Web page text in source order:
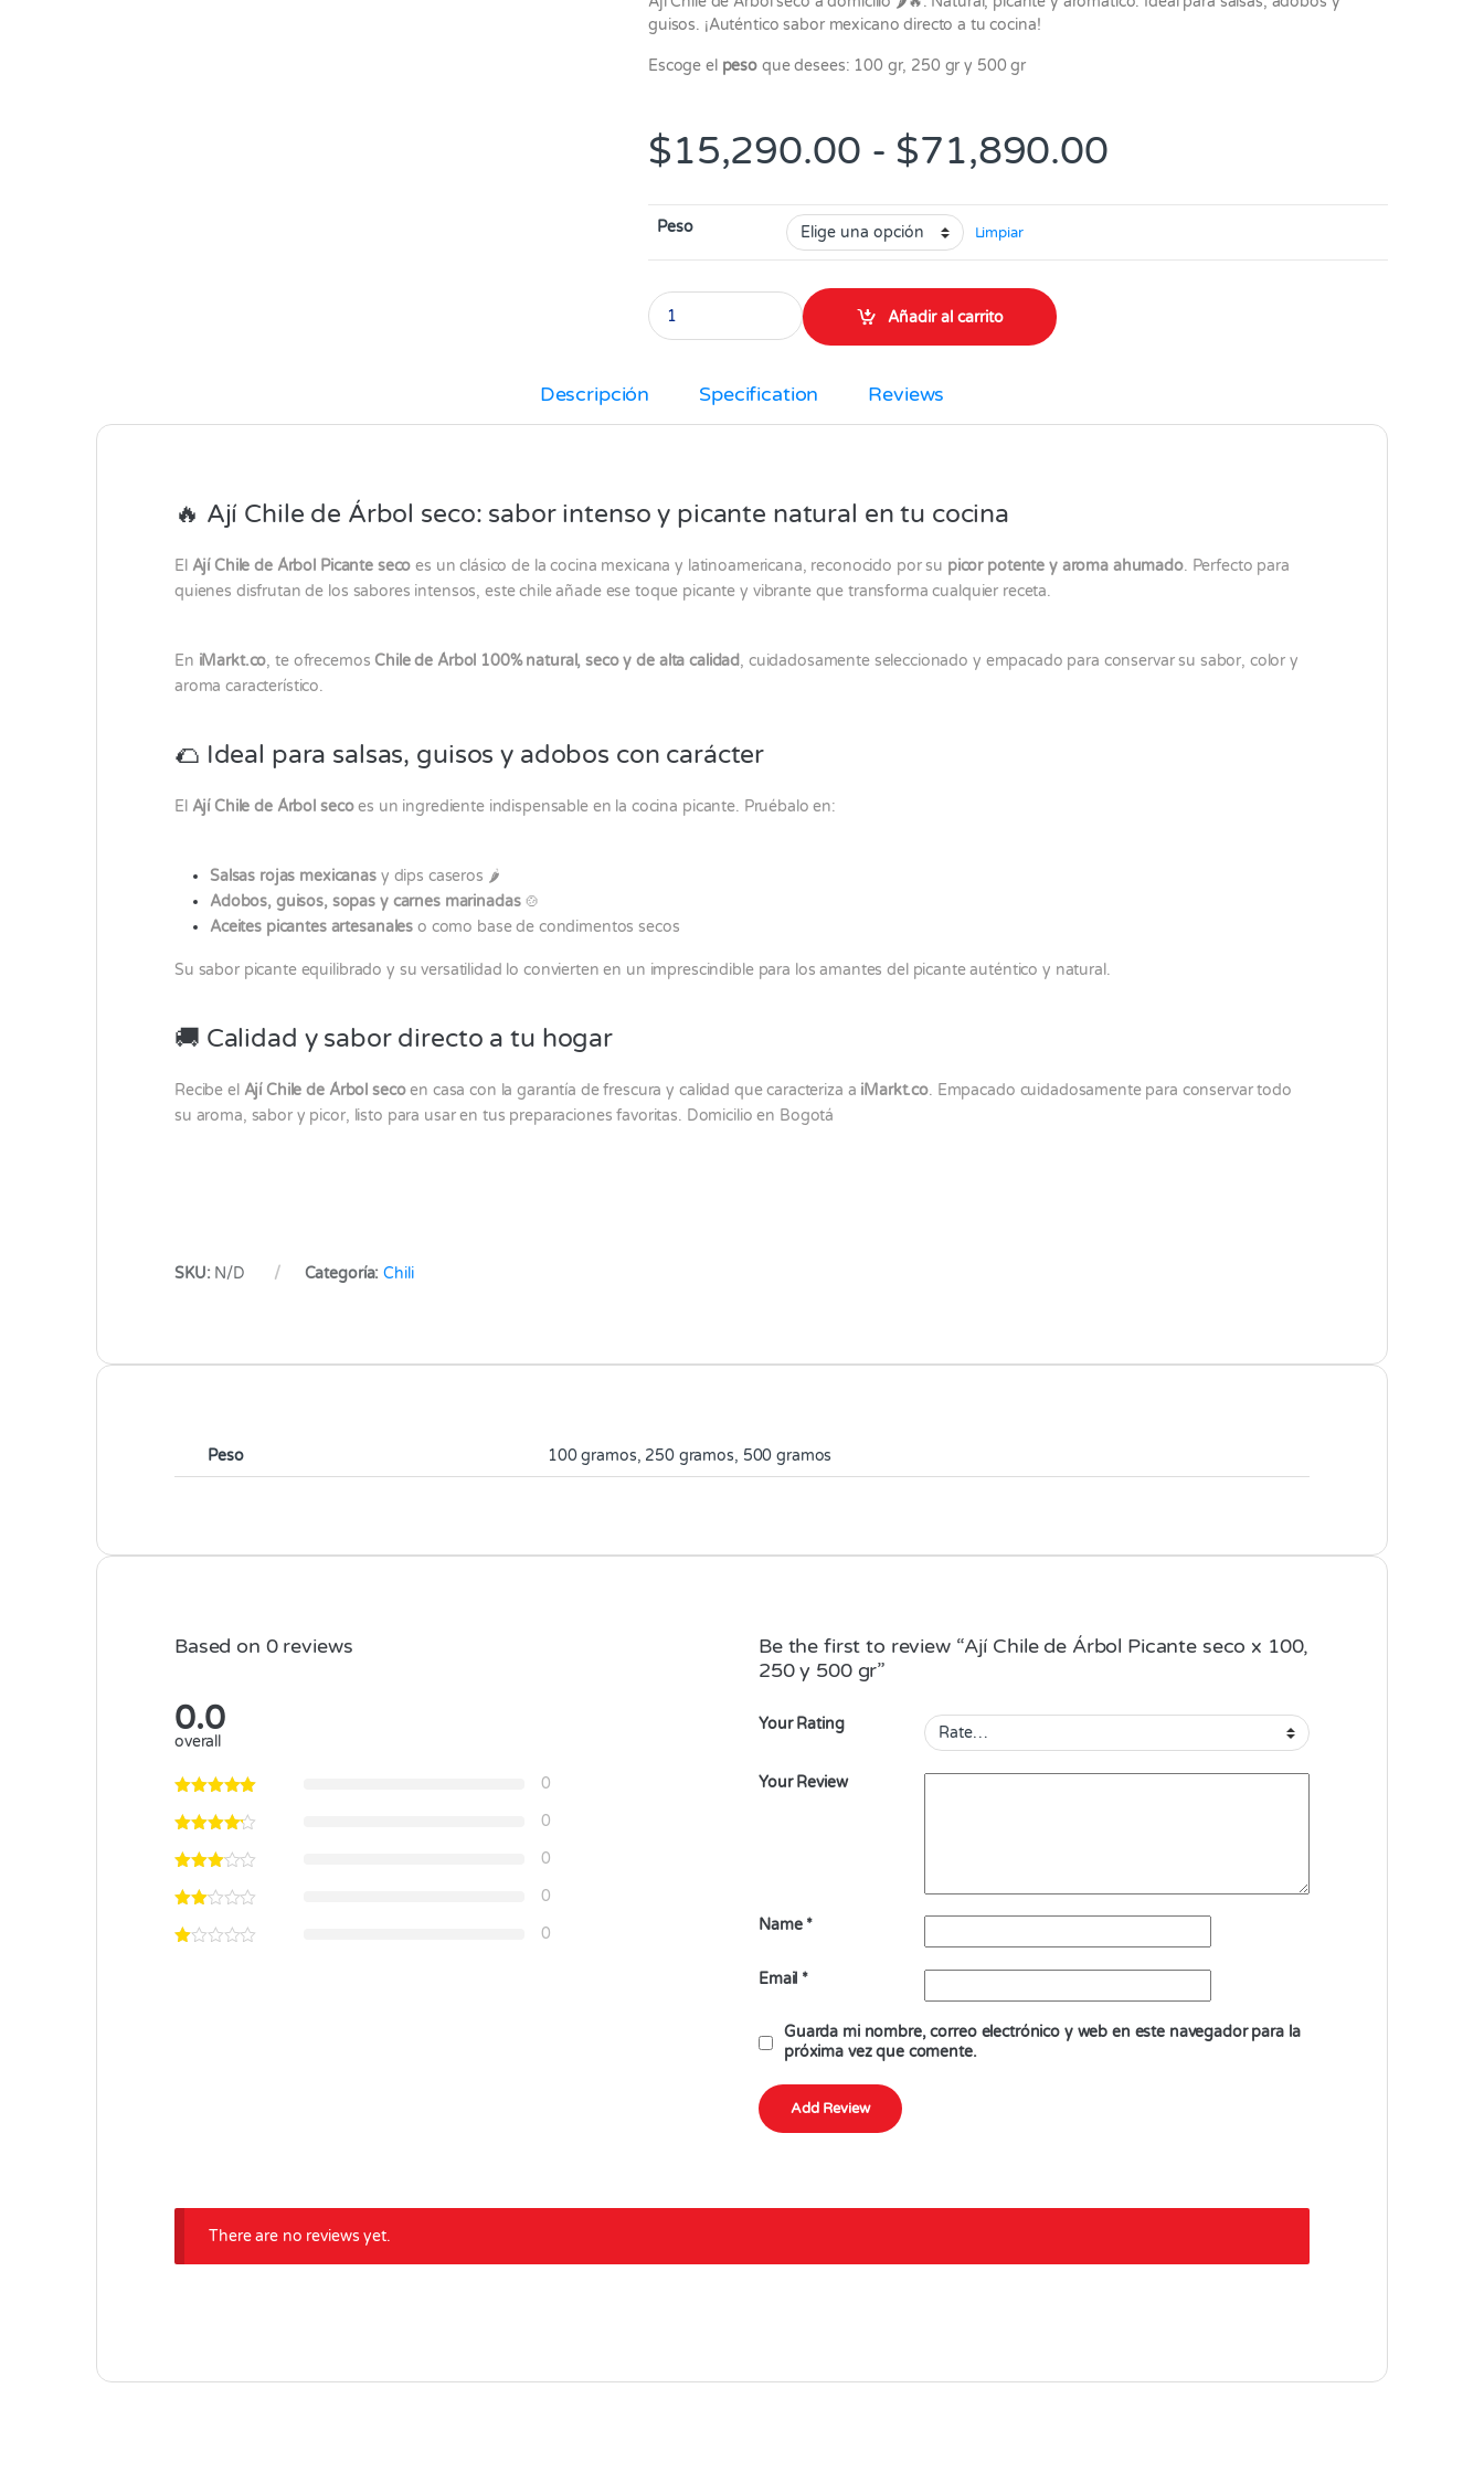
guisos. ¡Auténtico sabor mexicano directo a tu cocina!
Escoge el peso que desees: 100 gr, 250 gr y 500 gr
$15,290.00 - $71,890.00Rango de precios:
Peso Limpiar
Ají Chile de Árbol Picante seco x 100, 250 y 500 gr quantity
Añadir al carrito
Descripción Specification Reviews
🔥 Ají Chile de Árbol seco: sabor intenso y picante natural en tu cocina
El Ají Chile de Árbol Picante seco es un clásico de la cocina mexicana y latinoamericana, reconocido por su picor potente y aroma ahumado. Perfecto para
quienes disfrutan de los sabores intensos, este chile añade ese toque picante y vibrante que transforma cualquier receta.
En iMarkt.co, te ofrecemos Chile de Árbol 100% natural, seco y de alta calidad, cuidadosamente seleccionado y empacado para conservar su sabor, color y
aroma característico.
🌮 Ideal para salsas, guisos y adobos con carácter
El Ají Chile de Árbol secoes un ingrediente indispensable en la cocina picante. Pruébalo en:
Salsas rojas mexicanasy dips caseros 🌶️
Adobos, guisos, sopas y carnes marinadas🍲
Aceites picantes artesanales o como base de condimentos secos
Su sabor picante equilibrado y su versatilidad lo convierten en un imprescindible para los amantes del picante auténtico y natural.
🚚 Calidad y sabor directo a tu hogar
Recibe el Ají Chile de Árbol secoen casa con la garantía de frescura y calidad que caracteriza a iMarkt.co. Empacado cuidadosamente para conservar todo
su aroma, sabor y picor, listo para usar en tus preparaciones favoritas. Domicilio en Bogotá
SKU: N/D Categoría:Chili
Peso 100 gramos, 250 gramos, 500 gramos
Based on 0 reviews
0.0
overall
0
0
0
0
0
Be the first to review “Ají Chile de Árbol Picante seco x 100,
250 y 500 gr”
Your Rating
Your Review
Name *
Email *
Guarda mi nombre, correo electrónico y web en este navegador para la
próxima vez que comente.
There are no reviews yet.